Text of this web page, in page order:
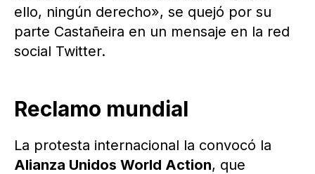
ello, ningún derecho», se quejó por su
parte Castañeira en un mensaje en la red
social Twitter.
Reclamo mundial
La protesta internacional la convocó la
Alianza Unidos World Action, que